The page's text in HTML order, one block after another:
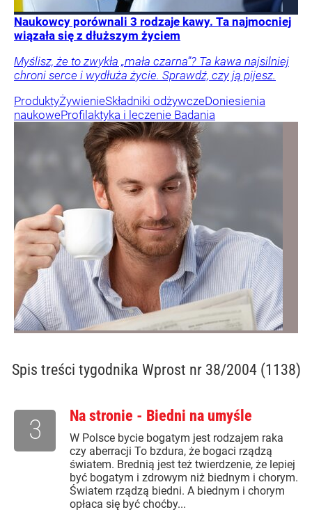
Naukowcy porównali 3 rodzaje kawy. Ta najmocniej
wiązała się z dłuższym życiem
Myślisz, że to zwykła „mała czarna”? Ta kawa najsilniej
chroni serce i wydłuża życie. Sprawdź, czy ją pijesz.
ProduktyŻywienieSkładniki odżywczeDoniesienia
naukoweProfilaktyka i leczenie Badania
Spis treści tygodnika Wprost nr 38/2004 (1138)
Na stronie - Biedni na umyśle
W Polsce bycie bogatym jest rodzajem raka
czy aberracji To bzdura, że bogaci rządzą
światem. Brednią jest też twierdzenie, że lepiej
być bogatym i zdrowym niż biednym i chorym.
Światem rządzą biedni. A biednym i chorym
opłaca się być choćby...
3